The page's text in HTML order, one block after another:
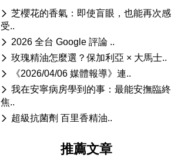
芝櫻花的香氣：即使盲眼，也能再次感
受..
2026 全台 Google 評論 ..
玫瑰精油怎麼選？保加利亞 × 大馬士..
《2026/04/06 媒體報導》連..
我在安寧病房學到的事：最能安撫臨終
焦..
超級抗菌劑 百里香精油..
推薦文章